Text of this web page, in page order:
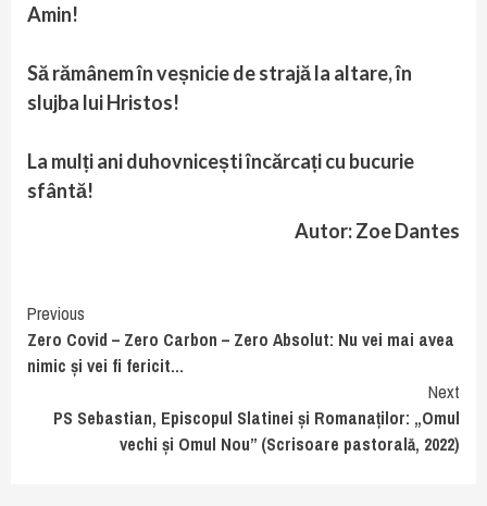
Amin!
Să rămânem în veșnicie de strajă la altare, în
slujba lui Hristos!
La mulți ani duhovnicești încărcați cu bucurie
sfântă!
Autor: Zoe Dantes
Continue
Reading
Previous
Zero Covid – Zero Carbon – Zero Absolut: Nu vei mai avea
nimic și vei fi fericit…
Next
PS Sebastian, Episcopul Slatinei și Romanaților: „Omul
vechi și Omul Nou” (Scrisoare pastorală, 2022)